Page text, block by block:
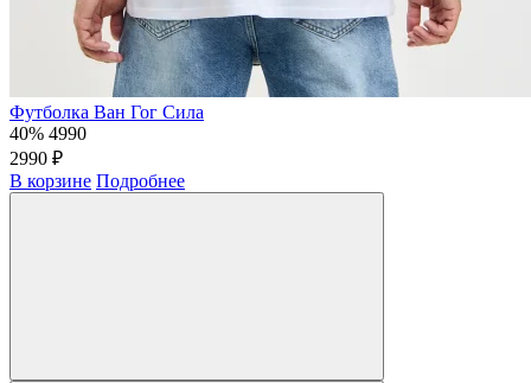
Футболка Ван Гог Сила
40% 4990
2990 ₽
В корзине Подробнее